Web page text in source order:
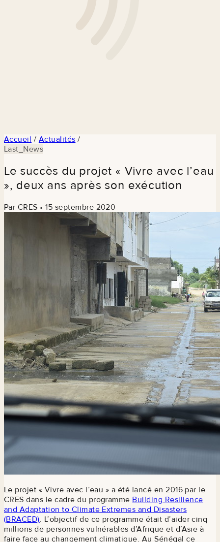
Accueil / Actualités /
Last_News
Le succès du projet « Vivre avec l’eau
», deux ans après son exécution
Par CRES • 15 septembre 2020
Le projet « Vivre avec l’eau » a été lancé en 2016 par le
CRES dans le cadre du programme Building Resilience
and Adaptation to Climate Extremes and Disasters
(BRACED). L’objectif de ce programme était d’aider cinq
millions de personnes vulnérables d’Afrique et d’Asie à
faire face au changement climatique. Au Sénégal ce